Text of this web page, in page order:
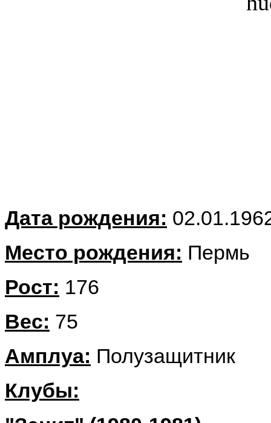
Дата рождения:
Место рождения: Пермь
Рост: 176
Вес: 75
Амплуа: Полузащитник
Клубы: